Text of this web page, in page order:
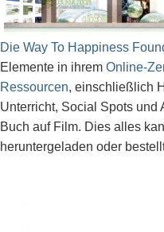
Die Way To Happiness
Elemente in ihremOnline-
Ressourcen, einschließlich
Unterricht, Social Spots und
Buch auf Film. Dies alles
heruntergeladen oder